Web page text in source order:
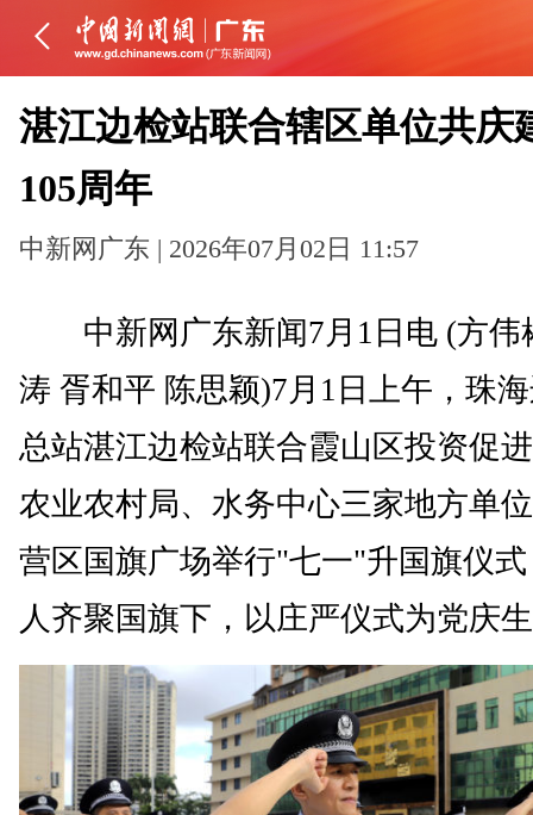
湛江边检站联合辖区单位共庆
105周年
中新网广东 | 2026年07月02日 11:57
中新网广东新闻7月1日电 (方伟
涛 胥和平 陈思颖)7月1日上午，珠
总站湛江边检站联合霞山区投资促
农业农村局、水务中心三家地方单
营区国旗广场举行"七一"升国旗仪
人齐聚国旗下，以庄严仪式为党庆